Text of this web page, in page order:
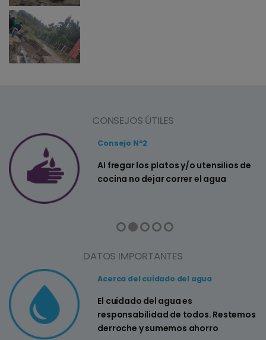
CONSEJOS ÚTILES
Consejo Nº2
Al fregar los platos y/o utensilios de
cocina no dejar correr el agua
DATOS IMPORTANTES
Acerca del cuidado del agua
El cuidado del agua es
responsabilidad de todos. Restemos
derroche y sumemos ahorro